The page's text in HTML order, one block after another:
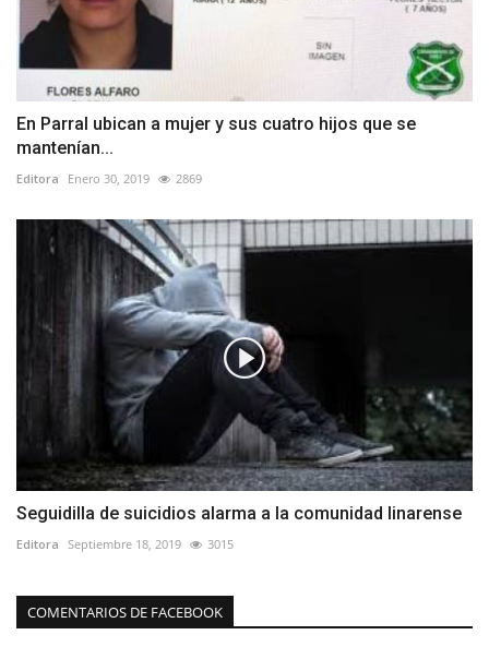
En Parral ubican a mujer y sus cuatro hijos que se
mantenían...
Editora Enero 30, 2019 2869
Seguidilla de suicidios alarma a la comunidad linarense
Editora Septiembre 18, 2019 3015
COMENTARIOS DE FACEBOOK